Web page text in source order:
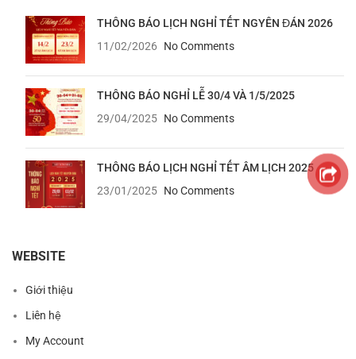
THÔNG BÁO LỊCH NGHỈ TẾT NGYÊN ĐÁN 2026
11/02/2026
No Comments
THÔNG BÁO NGHỈ LỄ 30/4 VÀ 1/5/2025
29/04/2025 No Comments
THÔNG BÁO LỊCH NGHỈ TẾT ÂM LỊCH 2025
23/01/2025 No Comments
WEBSITE
Giới thiệu
Liên hệ
My Account